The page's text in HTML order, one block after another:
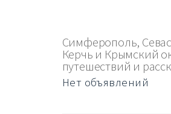
Симферополь,
Керчь и Крымский
путешествий и
Нет объявлений